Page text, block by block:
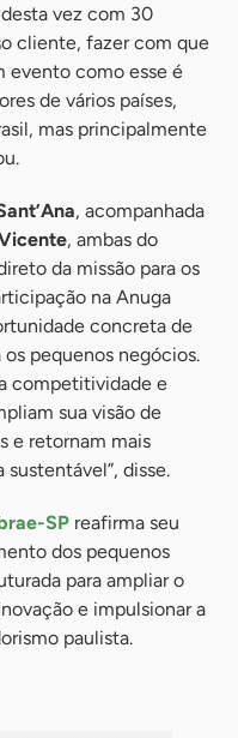
vez com 30
cliente, fazer com que
evento como esse é
de vários países,
mas principalmente
, acompanhada
, ambas do
da missão para os
na Anuga
concreta de
pequenos negócios.
competitividade e
sua visão de
e retornam mais
disse.
SP reafirma seu
dos pequenos
para ampliar o
e impulsionar a
paulista.